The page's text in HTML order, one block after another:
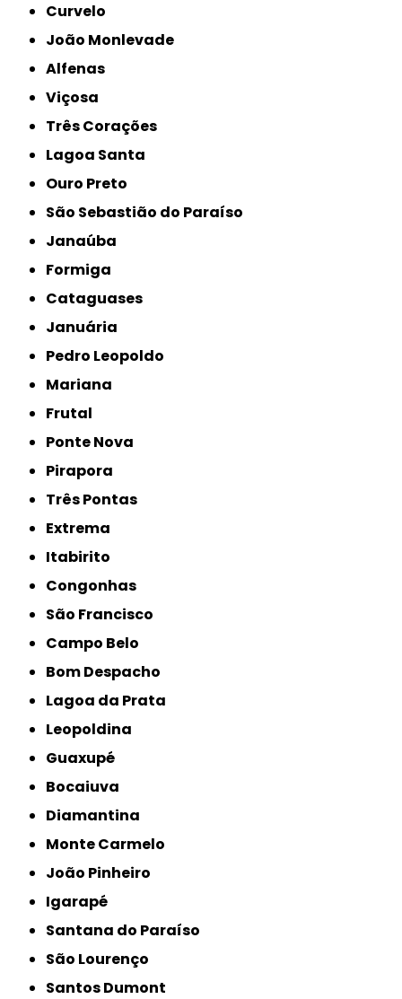
Curvelo
João Monlevade
Alfenas
Viçosa
Três Corações
Lagoa Santa
Ouro Preto
São Sebastião do Paraíso
Janaúba
Formiga
Cataguases
Januária
Pedro Leopoldo
Mariana
Frutal
Ponte Nova
Pirapora
Três Pontas
Extrema
Itabirito
Congonhas
São Francisco
Campo Belo
Bom Despacho
Lagoa da Prata
Leopoldina
Guaxupé
Bocaiuva
Diamantina
Monte Carmelo
João Pinheiro
Igarapé
Santana do Paraíso
São Lourenço
Santos Dumont